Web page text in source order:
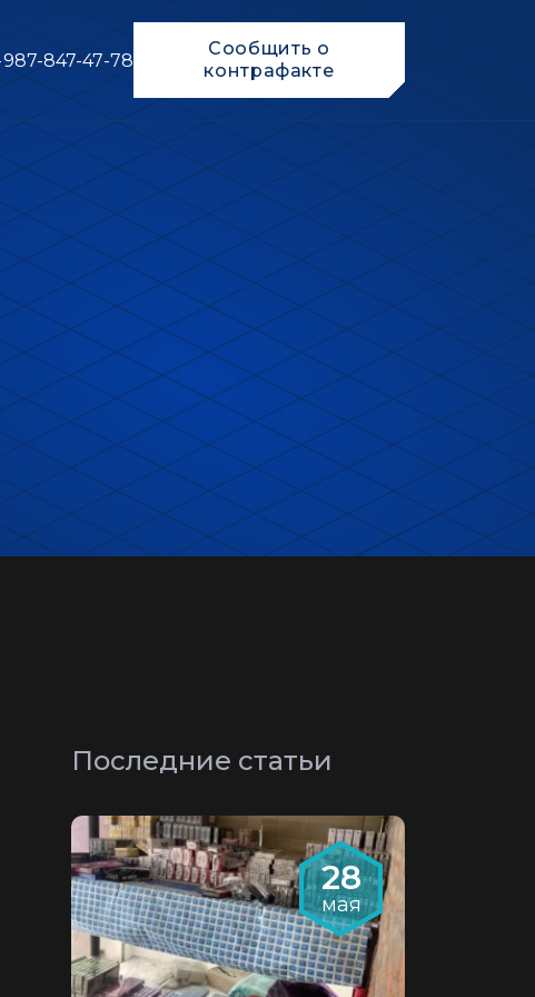
847-47-78
Сообщить о
контрафакте
Последние статьи
28
мая